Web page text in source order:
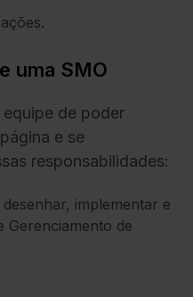
uma SMO
de poder
e se
responsabilidades:
desenhar, implementar e
Gerenciamento de